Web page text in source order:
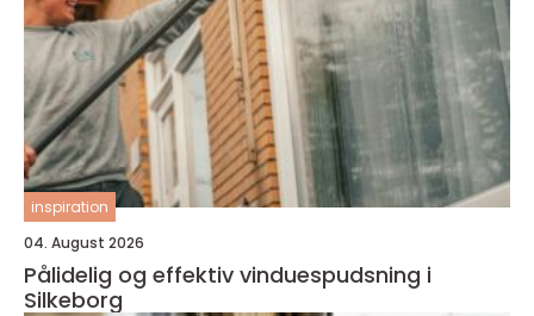
inspiration
04. August 2026
Pålidelig og effektiv vinduespudsning i
Silkeborg